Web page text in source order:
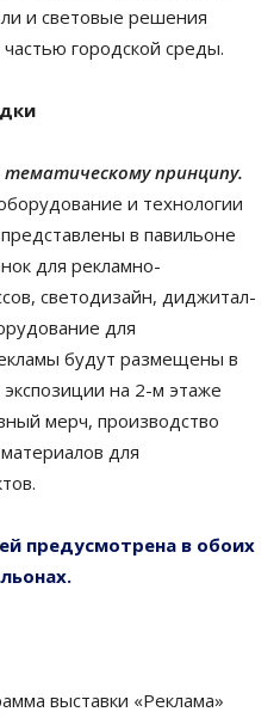
и световые решения
городской среды.
принципу.
и технологии
в павильоне
для рекламно-
светодизайн, диджитал-
для
будут размещены в
на 2-м этаже
мерч, производство
для
предусмотрена в обоих
выставки «Реклама»